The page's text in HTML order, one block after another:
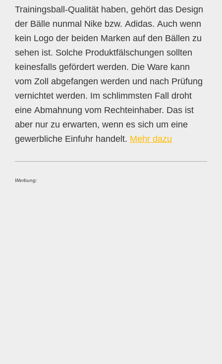
Trainingsball-Qualität haben, gehört das Design
der Bälle nunmal Nike bzw. Adidas. Auch wenn
kein Logo der beiden Marken auf den Bällen zu
sehen ist. Solche Produktfälschungen sollten
keinesfalls gefördert werden. Die Ware kann
vom Zoll abgefangen werden und nach Prüfung
vernichtet werden. Im schlimmsten Fall droht
eine Abmahnung vom Rechteinhaber. Das ist
aber nur zu erwarten, wenn es sich um eine
gewerbliche Einfuhr handelt. Mehr dazu
Werbung: